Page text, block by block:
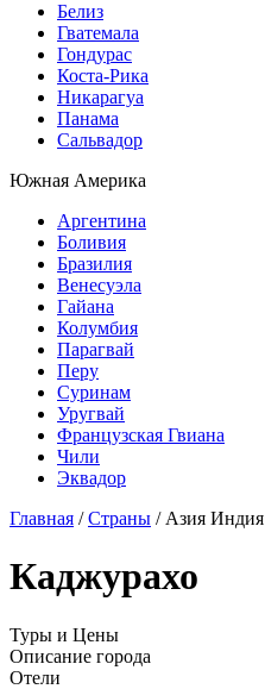
Белиз
Гватемала
Гондурас
Коста-Рика
Никарагуа
Панама
Сальвадор
Южная Америка
Аргентина
Боливия
Бразилия
Венесуэла
Гайана
Колумбия
Парагвай
Перу
Суринам
Уругвай
Французская Гвиана
Чили
Эквадор
Главная /Страны / Азия Индия
Каджурахо
Туры и Цены
Описание города
Отели